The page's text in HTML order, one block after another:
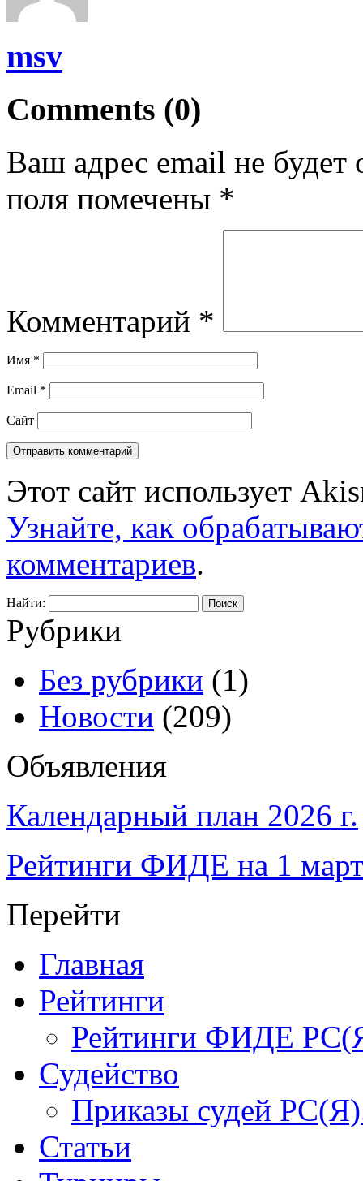
msv
Comments (0)
Ваш адрес email не будет
поля помечены *
Комментарий *
Имя *
Email *
Сайт
Этот сайт использует
Узнайте, как
комментариев.
Найти:
Рубрики
Без рубрики (1)
Новости (209)
Объявления
Календарный план 2026 г.
Рейтинги ФИДЕ на 1
Перейти
Главная
Рейтинги
Рейтинги ФИДЕ
Судейство
Приказы судей
Статьи